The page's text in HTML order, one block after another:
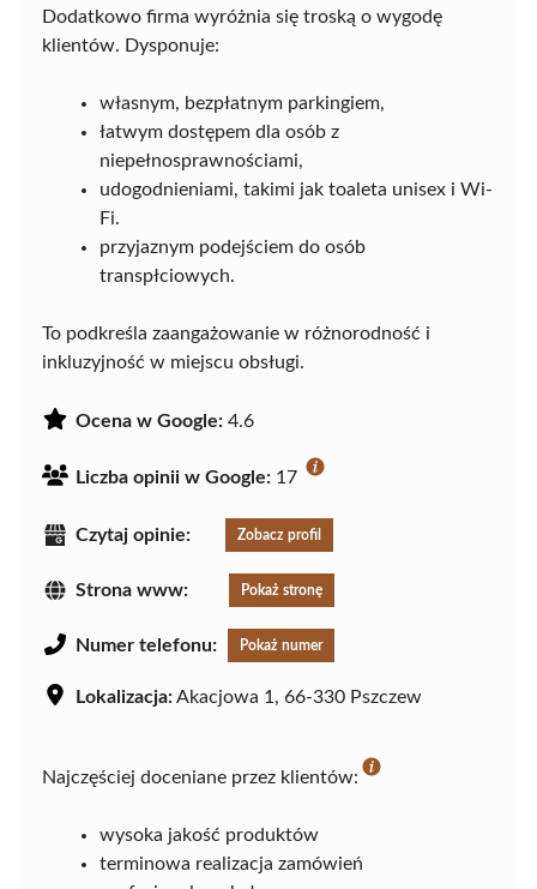
Dodatkowo firma wyróżnia się troską o wygodę
klientów. Dysponuje:
własnym, bezpłatnym parkingiem,
łatwym dostępem dla osób z
niepełnosprawnościami,
udogodnieniami, takimi jak toaleta unisex i Wi-
Fi.
przyjaznym podejściem do osób
transpłciowych.
To podkreśla zaangażowanie w różnorodność i
inkluzyjność w miejscu obsługi.
Ocena w Google: 4.6
Liczba opinii w Google: 17
Czytaj opinie: Zobacz profil
Strona www: Pokaż stronę
Numer telefonu: Pokaż numer
Lokalizacja:Akacjowa 1, 66-330 Pszczew
Najczęściej doceniane przez klientów:
wysoka jakość produktów
terminowa realizacja zamówień